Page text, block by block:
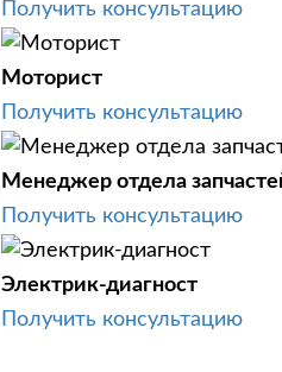
Получить консультацию
Моторист
Получить консультацию
Менеджер отдела
Получить консультацию
Электрик-диагност
Получить консультацию